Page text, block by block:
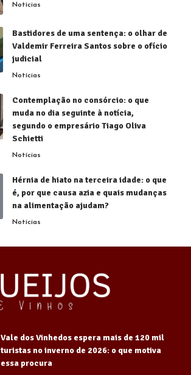
Notícias
Bastidores de uma sentença: o olhar de
Valdemir Ferreira Santos sobre o ofício
judicial
Notícias
Contemplação no consórcio: o que
muda no dia seguinte à notícia,
segundo o empresário Tiago Oliva
Schietti
Notícias
Hérnia de hiato na terceira idade: o que
é, por que causa azia e quais mudanças
na alimentação ajudam?
Notícias
Vale dos Vinhedos espera mais de 120 mil
turistas no inverno de 2026: o que motiva
essa procura